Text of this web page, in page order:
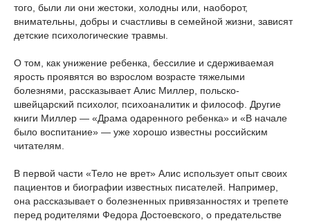
того, были ли они жестоки, холодны или, наоборот,
внимательны, добры и счастливы в семейной жизни, зависят
детские психологические травмы.
О том, как унижение ребенка, бессилие и сдерживаемая
ярость проявятся во взрослом возрасте тяжелыми
болезнями, рассказывает Алис Миллер, польско-
швейцарский психолог, психоаналитик и философ. Другие
книги Миллер — «Драма одаренного ребенка» и «В начале
было воспитание» — уже хорошо известны российским
читателям.
В первой части «Тело не врет» Алис использует опыт своих
пациентов и биографии известных писателей. Например,
она рассказывает о болезненных привязанностях и трепете
перед родителями Федора Достоевского, о предательстве